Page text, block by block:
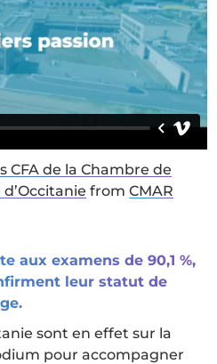
CFA de la Chambre de
fromCMAR
aux examens de 90,1 %,
leur statut de
sont en effet sur la
pour accompagner